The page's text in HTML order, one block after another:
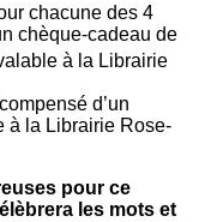
chacune des 4
chèque-cadeau de
à la Librairie
d’un
à la Librairie Rose-
pour ce
les mots et